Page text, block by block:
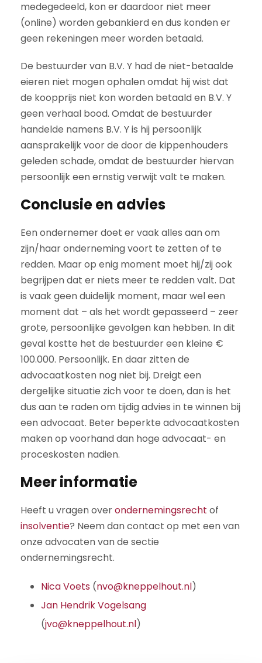
medegedeeld, kon er daardoor niet meer
(online) worden gebankierd en dus konden er
geen rekeningen meer worden betaald.
De bestuurder van B.V. Y had de niet-betaalde
eieren niet mogen ophalen omdat hij wist dat
de koopprijs niet kon worden betaald en B.V. Y
geen verhaal bood. Omdat de bestuurder
handelde namens B.V. Y is hij persoonlijk
aansprakelijk voor de door de kippenhouders
geleden schade, omdat de bestuurder hiervan
persoonlijk een ernstig verwijt valt te maken.
Conclusie en advies
Een ondernemer doet er vaak alles aan om
zijn/haar onderneming voort te zetten of te
redden. Maar op enig moment moet hij/zij ook
begrijpen dat er niets meer te redden valt. Dat
is vaak geen duidelijk moment, maar wel een
moment dat – als het wordt gepasseerd – zeer
grote, persoonlijke gevolgen kan hebben. In dit
geval kostte het de bestuurder een kleine €
100.000. Persoonlijk. En daar zitten de
advocaatkosten nog niet bij. Dreigt een
dergelijke situatie zich voor te doen, dan is het
dus aan te raden om tijdig advies in te winnen bij
een advocaat. Beter beperkte advocaatkosten
maken op voorhand dan hoge advocaat- en
proceskosten nadien.
Meer informatie
Heeft u vragen overondernemingsrecht of
insolventie? Neem dan contact op met een van
onze advocaten van de sectie
ondernemingsrecht.
Nica Voets (nvo@kneppelhout.nl)
Jan Hendrik Vogelsang
(jvo@kneppelhout.nl)